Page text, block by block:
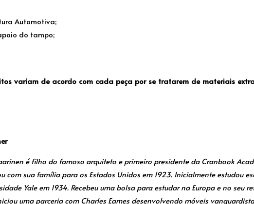
Automotiva;
do tampo;
variam de acordo com cada peça por se tratarem de materiais
é filho do famoso arquiteto e primeiro presidente da Cranbook
com sua família para os Estados Unidos em 1923. Inicialmente estudou
Yale em 1934. Recebeu uma bolsa para estudar na Europa e no seu
uma parceria com Charles Eames desenvolvendo móveis